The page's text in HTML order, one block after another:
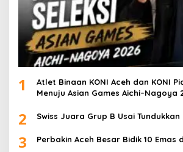
1
Atlet Binaan KONI Aceh dan KONI
Menuju Asian Games Aichi–Nagoya
2 Swiss Juara Grup B Usai Tundukkan
3 Perbakin Aceh Besar Bidik 10 Emas